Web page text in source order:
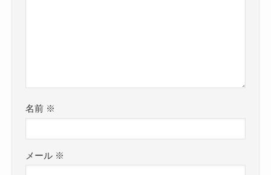
名前 ※
メール ※